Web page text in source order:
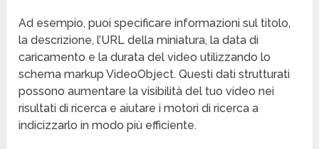
Ad esempio, puoi specificare informazioni sul titolo,
la descrizione, l’URL della miniatura, la data di
caricamento e la durata del video utilizzando lo
schema markup VideoObject. Questi dati strutturati
possono aumentare la visibilità del tuo video nei
risultati di ricerca e aiutare i motori di ricerca a
indicizzarlo in modo più efficiente.